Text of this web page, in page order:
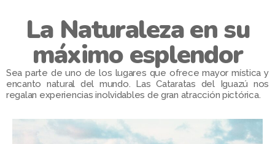
La Naturaleza en su
máximo esplendor
Sea parte de uno de los lugares que ofrece mayor mística y
encanto natural del mundo. Las Cataratas del Iguazú nos
regalan experiencias inolvidables de gran atracción pictórica.